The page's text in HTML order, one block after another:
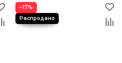
−17%